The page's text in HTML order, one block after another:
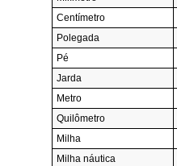
Centímetro
Polegada
Pé
Jarda
Metro
Quilômetro
Milha
Milha náutica